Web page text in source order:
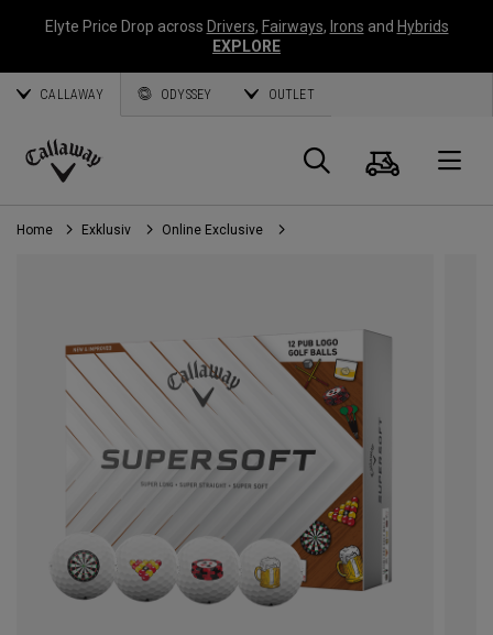
Elyte Price Drop across Drivers, Fairways, Irons and Hybrids
EXPLORE
CALLAWAY ODYSSEY OUTLET
Callaway
Golf
Suche
Home Exklusiv Online Exclusive